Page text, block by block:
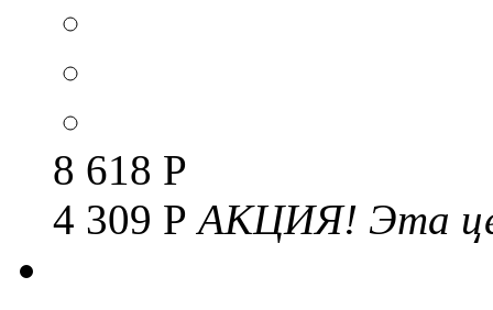
8 618 Р
4 309 РАКЦИЯ! Эта